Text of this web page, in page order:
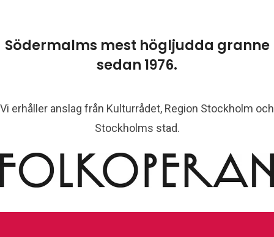
Södermalms mest högljudda granne
sedan 1976.
Vi erhåller anslag från Kulturrådet, Region Stockholm och
Stockholms stad.